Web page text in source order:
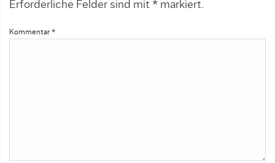
Erforderliche Felder sind mit * markiert.
Kommentar *